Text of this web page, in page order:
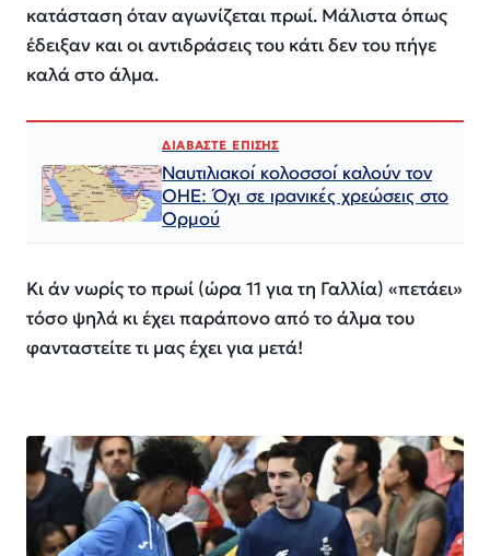
κατάσταση όταν αγωνίζεται πρωί. Μάλιστα όπως
έδειξαν και οι αντιδράσεις του κάτι δεν του πήγε
καλά στο άλμα.
ΔΙΑΒΑΣΤΕ ΕΠΙΣΗΣ
Ναυτιλιακοί κολοσσοί καλούν τον
ΟΗΕ: Όχι σε ιρανικές χρεώσεις στο
Ορμού
Κι άν νωρίς το πρωί (ώρα 11 για τη Γαλλία) «πετάει»
τόσο ψηλά κι έχει παράπονο από το άλμα του
φανταστείτε τι μας έχει για μετά!